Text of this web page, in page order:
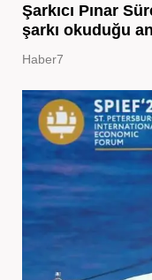
Şarkıcı Pınar
şarkı okuduğu
Haber7